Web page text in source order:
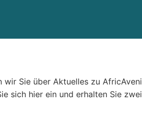
Sie über Aktuelles zu
sich hier ein und erhalten Sie